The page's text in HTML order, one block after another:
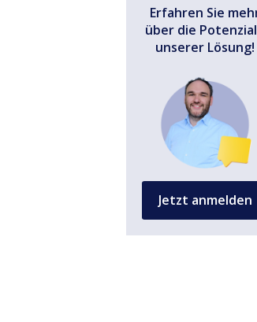
Erfahren Sie
über die
unserer Lösung!
Jetzt anmelden